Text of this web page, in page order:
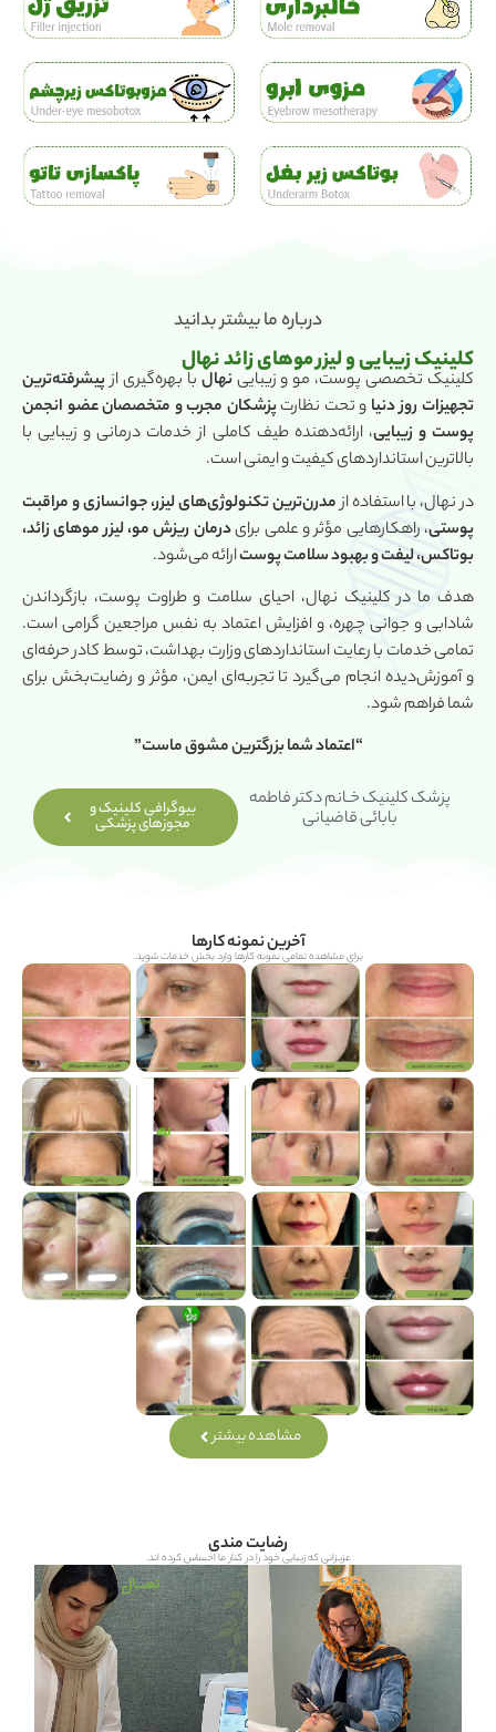
درباره ما بیشتر بدانید
کلینیک زیبایی و لیزر موهای زائد نهال
کلینیک تخصصی پوست، مو و زیبایینهال با بهره‌گیری ازپیشرفته‌ترین
تجهیزات روز دنیا و تحت نظارتپزشکان مجرب و متخصصان عضو انجمن
پوست و زیبایی، ارائه‌دهنده طیف کاملی از خدمات درمانی و زیبایی با
بالاترین استانداردهای کیفیت و ایمنی است.
در نهال، با استفاده ازمدرن‌ترین تکنولوژی‌های لیزر، جوانسازی و مراقبت
پوستی، راهکارهایی مؤثر و علمی برایدرمان ریزش مو، لیزر موهای زائد،
بوتاکس، لیفت و بهبود سلامت پوستارائه می‌شود.
هدف ما در کلینیک نهال، احیای سلامت و طراوت پوست، بازگرداندن
شادابی و جوانی چهره، و افزایش اعتماد به نفس مراجعین گرامی است.
تمامی خدمات با رعایت استانداردهای وزارت بهداشت، توسط کادر حرفه‌ای
و آموزش‌دیده انجام می‌گیرد تا تجربه‌ای ایمن، مؤثر و رضایت‌بخش برای
شما فراهم شود.
“اعتماد شما بزرگترین مشوق ماست”
پزشک کلینیک خـانم دکتر فاطمه
بابائی قاضیانی بیوگرافی کلینیک و
مجوزهای پزشکی
آخرین نمونه کارها
برای مشاهده تمامی نمونه کارها وارد بخش خدمات شوید.
مشاهده بیشتر
رضایت مندی
عزیزانی که زیبایی خود را در کنار ما احساس کرده اند.